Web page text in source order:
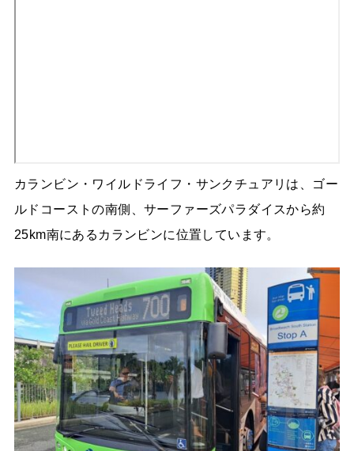
カランビン・ワイルドライフ・サンクチュアリは、ゴー
ルドコーストの南側、サーファーズパラダイスから約
25km南にあるカランビンに位置しています。